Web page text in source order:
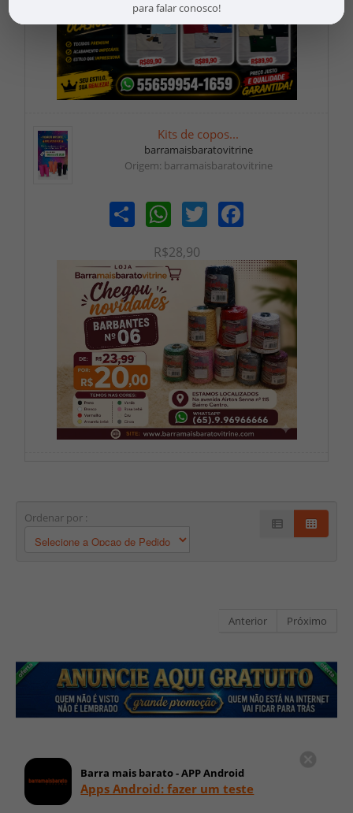
para falar conosco!
Kits de copos...
barramaisbaratovitrine
Origem: barramaisbaratovitrine
Share WhatsAppTwitter Facebook
R$28,90
Ordenar por :
Anterior Próximo
Barra mais barato - APP Android
Apps Android: fazer um teste